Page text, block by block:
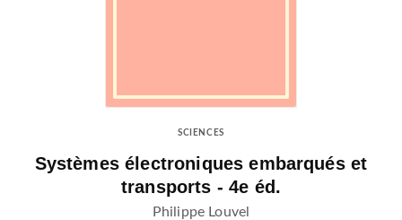
SCIENCES
Systèmes électroniques embarqués et
transports - 4e éd.
Philippe Louvel